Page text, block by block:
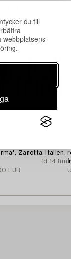
du till
webbplatsens
Zanotta, Italien.
1d 14 tim
EUR